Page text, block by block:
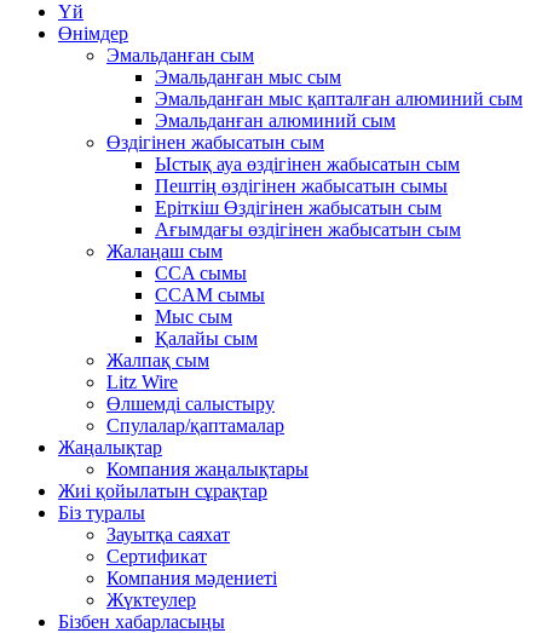
Үй
Өнімдер
Эмальданған сым
Эмальданған мыс сым
Эмальданған мыс қапталған алюминий сым
Эмальданған алюминий сым
Өздігінен жабысатын сым
Ыстық ауа өздігінен жабысатын сым
Пештің өздігінен жабысатын сымы
Еріткіш Өздігінен жабысатын сым
Ағымдағы өздігінен жабысатын сым
Жалаңаш сым
CCA сымы
CCAM сымы
Мыс сым
Қалайы сым
Жалпақ сым
Litz Wire
Өлшемді салыстыру
Спулалар/қаптамалар
Жаңалықтар
Компания жаңалықтары
Жиі қойылатын сұрақтар
Біз туралы
Зауытқа саяхат
Сертификат
Компания мәдениеті
Жүктеулер
Бізбен хабарласыңы